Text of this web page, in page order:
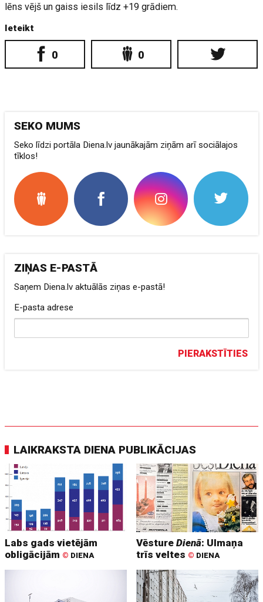
lēns vējš un gaiss iesils līdz +19 grādiem.
Ieteikt
0 0
SEKO MUMS
Seko līdzi portāla Diena.lv jaunākajām ziņām arī sociālajos
tīklos!
ZIŅAS E-PASTĀ
Saņem Diena.lv aktuālās ziņas e-pastā!
E-pasta adrese
PIERAKSTĪTIES
LAIKRAKSTA DIENA PUBLIKĀCIJAS
Labs gads vietējām
obligācijām © DIENA
VēstureDienā: Ulmaņa
trīs veltes © DIENA